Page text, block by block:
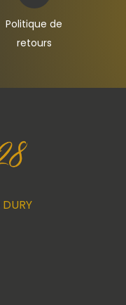
Politique de
retours